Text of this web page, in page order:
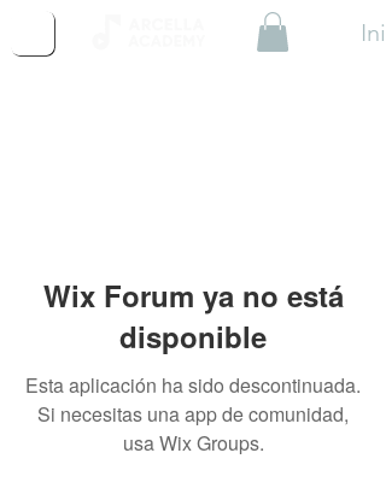
Wix Forum ya no está
disponible
Esta aplicación ha sido descontinuada.
Si necesitas una app de comunidad,
usa Wix Groups.